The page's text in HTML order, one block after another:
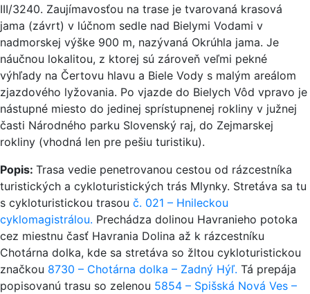
III/3240. Zaujímavosťou na trase je tvarovaná krasová
jama (závrt) v lúčnom sedle nad Bielymi Vodami v
nadmorskej výške 900 m, nazývaná Okrúhla jama. Je
náučnou lokalitou, z ktorej sú zároveň veľmi pekné
výhľady na Čertovu hlavu a Biele Vody s malým areálom
zjazdového lyžovania. Po vjazde do Bielych Vôd vpravo je
nástupné miesto do jedinej sprístupnenej rokliny v južnej
časti Národného parku Slovenský raj, do Zejmarskej
rokliny (vhodná len pre pešiu turistiku).
Popis: Trasa vedie penetrovanou cestou od rázcestníka
turistických a cykloturistických trás Mlynky. Stretáva sa tu
s cykloturistickou trasou č. 021 – Hnileckou
cyklomagistrálou. Prechádza dolinou Havranieho potoka
cez miestnu časť Havrania Dolina až k rázcestníku
Chotárna dolka, kde sa stretáva so žltou cykloturistickou
značkou 8730 – Chotárna dolka – Zadný Hýľ. Tá prepája
popisovanú trasu so zelenou 5854 – Spišská Nová Ves –